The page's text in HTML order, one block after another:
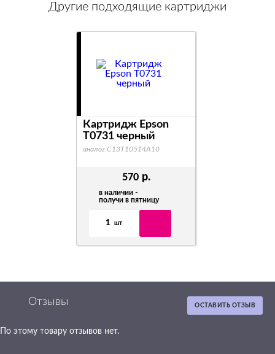
Другие подходящие картриджи
570 р.
в наличии -
получи в пятницу
1 шт
Картридж Epson
T0731 черный
аналог C13T10514A10
ОСТАВИТЬ ОТЗЫВ
Отзывы
По этому товару отзывов нет.